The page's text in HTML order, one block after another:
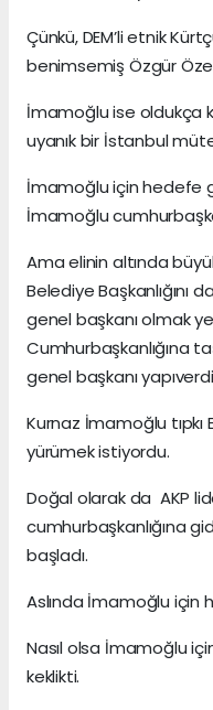
Çünkü, DEM’li etnik
benimsemiş Özgür
İmamoğlu ise oldukça
uyanık bir İstanbul
İmamoğlu için hedefe
İmamoğlu
Ama elinin altında
Belediye Başkanlığını
genel başkanı olmak
Cumhurbaşkanlığına
genel başkanı
Kurnaz İmamoğlu
yürümek istiyordu.
Doğal olarak da AKP
cumhurbaşkanlığına
başladı.
Aslında İmamoğlu için
Nasıl olsa İmamoğlu
keklikti.